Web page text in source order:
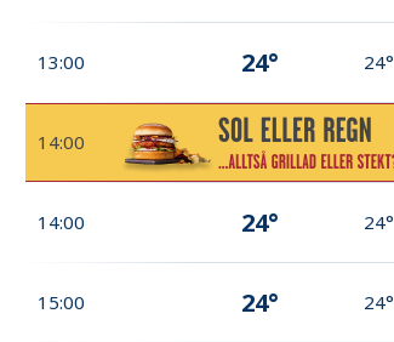
13:00 24° 24°
14:00
14:00 24° 24°
15:00 24° 24°